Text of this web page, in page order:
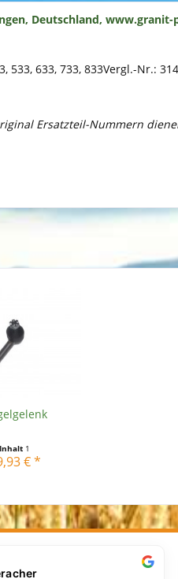
Deutschland,
633, 733, 833Vergl.-Nr.:
Ersatzteil-Nummern
Inhalt 1
€ *